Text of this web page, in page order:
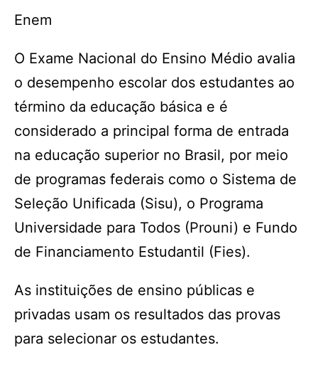
Enem
O Exame Nacional do Ensino Médio avalia
o desempenho escolar dos estudantes ao
término da educação básica e é
considerado a principal forma de entrada
na educação superior no Brasil, por meio
de programas federais como o Sistema de
Seleção Unificada (Sisu), o Programa
Universidade para Todos (Prouni) e Fundo
de Financiamento Estudantil (Fies).
As instituições de ensino públicas e
privadas usam os resultados das provas
para selecionar os estudantes.